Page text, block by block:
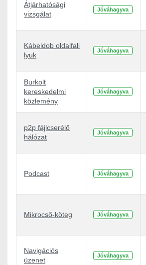
Átjárhatósági
vizsgálat
Jóváhagyva
Kábeldob oldalfali
lyuk
Jóváhagyva
Burkolt
kereskedelmi
közlemény
Jóváhagyva
p2p fájlcserélő
hálózat
Jóváhagyva
Podcast Jóváhagyva
Mikrocső-köteg Jóváhagyva
Navigációs
üzenet
Jóváhagyva